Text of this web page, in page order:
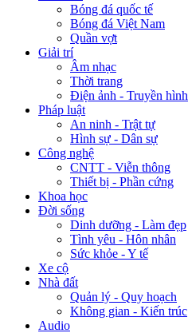
Bóng đá quốc tế
Bóng đá Việt Nam
Quần vợt
Giải trí
Âm nhạc
Thời trang
Điện ảnh - Truyền hình
Pháp luật
An ninh - Trật tự
Hình sự - Dân sự
Công nghệ
CNTT - Viễn thông
Thiết bị - Phần cứng
Khoa học
Đời sống
Dinh dưỡng - Làm đẹp
Tình yêu - Hôn nhân
Sức khỏe - Y tế
Xe cộ
Nhà đất
Quản lý - Quy hoạch
Không gian - Kiến trúc
Audio